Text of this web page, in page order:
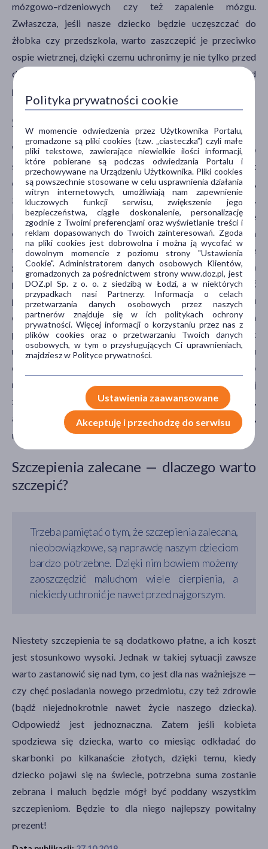
mózgowo–rdzeniowych czy też zapalenie mózgu.
Zwłaszcza, jeśli nasze dziecko będzie uczęszczać do
żłobka czy przedszkola, warto zaszczepić je przeciwko
ospie wietrznej, dzięki czemu uchronimy je nie tylko przed
dyskomfortem związanym z wysypką, ale także przed
poważnymi ewentualnymi następstwami choroby.
Szczepienie przeciw pneumokokom
Warto też przy szczepieniach zalecanych wspomnieć o
szczepieniu przeciwko pneumokokom. Obecnie jest
ono umieszczone w obowiązkowym kalendarzu szczepień,
zabezpiecza przeciwko 10 groźnym typom tej bakterii.
Dostępne jest jednak alternatywne szczepienie, które
chroni przed 13 groźnymi szczepami pneumokoków, a
trzeba pamiętać, że akurat te trzy szczepy są naprawdę
groźne i to one bardzo często wywołują szereg zachorowań
pneumokokowych. A jakie choroby mogą wywoływać
pneumokoki? Przede wszystkim pneumokoki wywołują u
dzieci w wieku przedszkolnym i szkolnym groźne zapalenia
płuc, zapaleniauchaśrodkowego, zapalenia zatok, jak
również zapalenia opon mózgowo–rdzeniowych i mózgu
czy też nawet posocznicę pneumokokową. Dlatego
naprawdę warto zastanowić się nad tym, czy nie lepiej
zaszczepić dziecko szczepionką trzynastowalentną,
albowiem dzięki temu chronimy je przed dodatkowymi,
niezwykle groźnymi szczepami bakterii.
Szczepienia zalecane — dlaczego warto
szczepić?
Trzeba pamiętać o tym, że szczepienia zalecana,
nieobowiązkowe, są naprawdę naszym dzieciom
bardzo potrzebne. Dzięki nim bowiem możemy
zaoszczędzić maluchom wiele cierpienia, a
niekiedy uchronić je nawet przed najgorszym.
Niestety szczepienia te są dodatkowo płatne, a ich koszt
jest stosunkowo wysoki. Jednak w takiej sytuacji zawsze
warto zastanowić się nad tym, co jest dla nas ważniejsze —
czy chęć posiadania nowego przedmiotu, czy też zdrowie
(bądź niejednokrotnie nawet życie naszego dziecka).
Odpowiedź jest jednoznaczna. Zatem jeśli kobieta
spodziewa się dziecka, warto co miesiąc odkładać do
skarbonki po kilkanaście złotych, dzięki temu, kiedy
dziecko pojawi się na świecie, potrzebna suma zostanie
zebrana i maluch będzie mógł być poddany wszystkim
szczepieniom. Będzie to dla niego najlepszy powitalny
prezent!
Polityka prywatności cookie
W momencie odwiedzenia przez Użytkownika Portalu,
gromadzone są pliki cookies (tzw. „ciasteczka”) czyli małe
pliki tekstowe, zawierające niewielkie ilości informacji,
które pobierane są podczas odwiedzania Portalu i
przechowywane na Urządzeniu Użytkownika. Pliki cookies
są powszechnie stosowane w celu usprawnienia działania
witryn internetowych, umożliwiają nam zapewnienie
kluczowych funkcji serwisu, zwiększenie jego
bezpieczeństwa, ciągłe doskonalenie, personalizację
zgodnie z Twoimi preferencjami oraz wyświetlanie treści i
reklam dopasowanych do Twoich zainteresowań. Zgoda
na pliki cookies jest dobrowolna i można ją wycofać w
dowolnym momencie z poziomu strony "Ustawienia
Cookie". Administratorem danych osobowych Klientów,
gromadzonych za pośrednictwem strony www.doz.pl, jest
DOZ.pl Sp. z o. o. z siedzibą w Łodzi, a w niektórych
przypadkach nasi Partnerzy. Informacja o celach
przetwarzania danych osobowych przez naszych
partnerów znajduje się w ich politykach ochrony
prywatności. Więcej informacji o korzystaniu przez nas z
plików cookies oraz o przetwarzaniu Twoich danych
osobowych, w tym o przysługujących Ci uprawnieniach,
znajdziesz w Polityce prywatności.
Ustawienia zaawansowane
Akceptuję i przechodzę do serwisu